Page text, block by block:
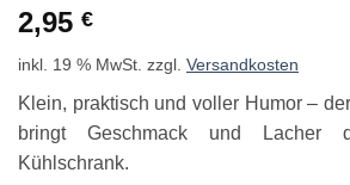
2,95 €
inkl. 19 % MwSt. zzgl. Versandkosten
Klein, praktisch und voller Humor –
bringt Geschmack und Lacher
Kühlschrank.